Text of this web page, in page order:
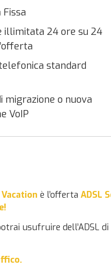
Fissa
illimitata 24 ore su 24
standard
migrazione o nuova
VoIP
è l’offerta ADSL
usufruire dell’ADSL